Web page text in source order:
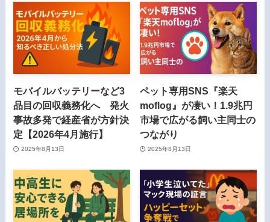
モバイルバッテリーなど3
品目の回収義務化へ 発火
事故多発で経産省が方針決
定【2026年4月施行】
2025年8月13日
ペット専用SNS『楽天
moflog』が凄い！1.9兆円
市場で広がる飼い主同士の
つながり
2025年8月13日